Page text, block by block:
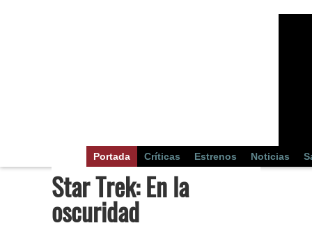
Portada Críticas Estrenos Noticias
Star Trek: En la
oscuridad